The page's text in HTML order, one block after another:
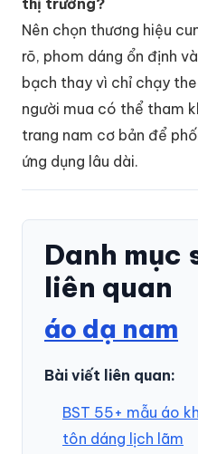
Nên chọn thương hiệu
rõ, phom dáng ổn định
bạch thay vì chỉ chạy
người mua có thể tham
trang nam cơ bản để
ứng dụng lâu dài.
Danh mục
liên quan
áo dạ nam
Bài viết liên quan:
BST 55+ mẫu áo
tôn dáng lịch lãm